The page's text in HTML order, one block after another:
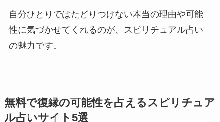
自分ひとりではたどりつけない本当の理由や可能
性に気づかせてくれるのが、スピリチュアル占い
の魅力です。
無料で復縁の可能性を占えるスピリチュア
ル占いサイト5選